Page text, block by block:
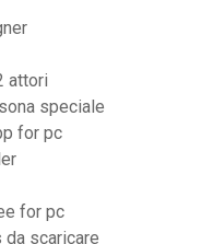
attori
speciale
for pc
for pc
da scaricare